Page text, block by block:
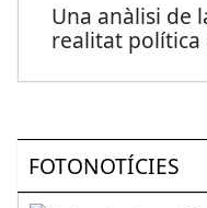
Una anàlisi de
realitat política
FOTONOTÍCIES